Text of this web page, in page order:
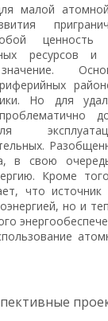
малой атомной
ценность
ресурсов
значение.
Но для
в свою
Кроме
что
но и